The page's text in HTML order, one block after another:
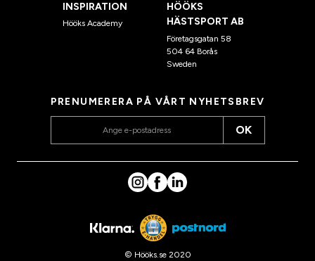
INSPIRATION
Hööks Academy
HÖÖKS
HÄSTSPORT AB
Företagsgatan 58
504 64 Borås
Sweden
PRENUMERERA PÅ VÅRT NYHETSBREV
OK
© Hööks.se 2020